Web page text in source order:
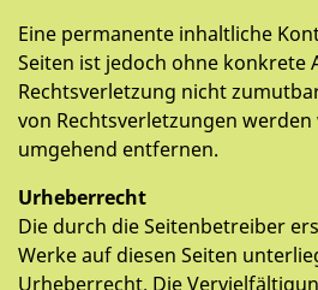
Eine permanente inhaltliche
Seiten ist jedoch ohne konkrete
Rechtsverletzung nicht
von Rechtsverletzungen
umgehend entfernen.
Urheberrecht
Die durch die Seitenbetreiber
Werke auf diesen Seiten
Urheberrecht. Die